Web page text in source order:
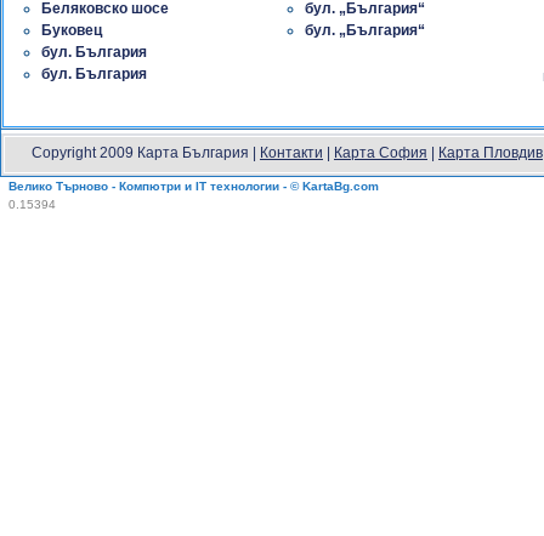
Беляковско шосе
Буковец
бул. България
бул. България
бул. „България“
бул. „България“
Copyright 2009 Карта България | Контакти Карта София Карта Пловдив
Велико Търново - Компютри и IT технологии - © KartaBg.com
0.15394